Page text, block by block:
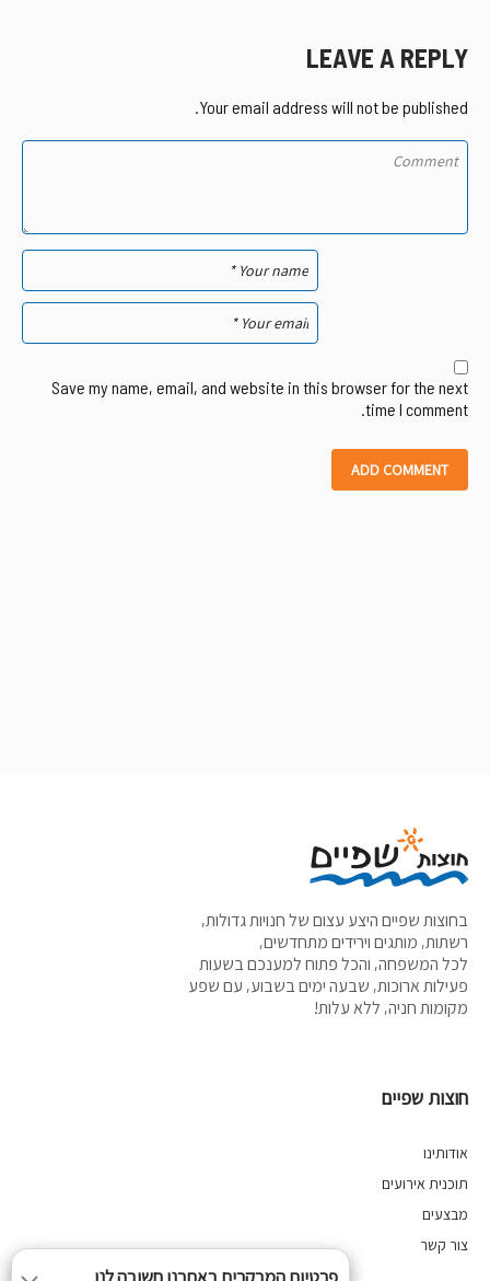
LEAVE A REPLY
Your email address will not be published.
Save my name, email, and website in this browser for the next
time I comment.
בחוצות שפיים היצע עצום של חנויות גדולות,
רשתות, מותגים וירידים מתחדשים,
לכל המשפחה, והכל פתוח למענכם בשעות
פעילות ארוכות, שבעה ימים בשבוע, עם שפע
מקומות חניה, ללא עלות!
חוצות שפיים
אודותינו
תוכנית אירועים
מבצעים
צור קשר
פרטיות המבקרים באתרנו חשובה לנו